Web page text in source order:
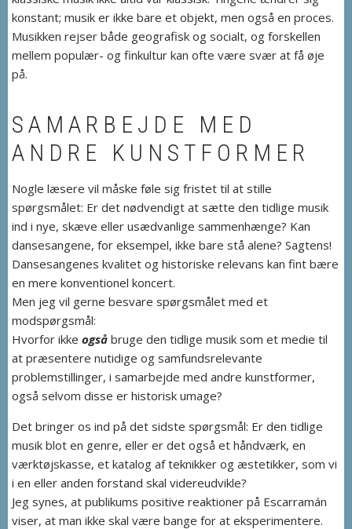
konstant; musik er ikke bare et objekt, men også en proces.
Musikken rejser både geografisk og socialt, og forskellen
mellem populær- og finkultur kan ofte være svær at få øje
på.
SAMARBEJDE MED
ANDRE KUNSTFORMER
Nogle læsere vil måske føle sig fristet til at stille
spørgsmålet: Er det nødvendigt at sætte den tidlige musik
ind i nye, skæve eller usædvanlige sammenhænge? Kan
dansesangene, for eksempel, ikke bare stå alene? Sagtens!
Dansesangenes kvalitet og historiske relevans kan fint bære
en mere konventionel koncert.
Men jeg vil gerne besvare spørgsmålet med et
modspørgsmål:
Hvorfor ikke også bruge den tidlige musik som et medie til
at præsentere nutidige og samfundsrelevante
problemstillinger, i samarbejde med andre kunstformer,
også selvom disse er historisk umage?
Det bringer os ind på det sidste spørgsmål: Er den tidlige
musik blot en genre, eller er det også et håndværk, en
værktøjskasse, et katalog af teknikker og æstetikker, som vi
i en eller anden forstand skal videreudvikle?
Jeg synes, at publikums positive reaktioner på Escarramán
viser, at man ikke skal være bange for at eksperimentere.